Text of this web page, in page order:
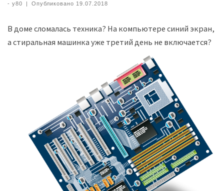
- y80 | Опубликовано 19.07.2018
В доме сломалась техника? На компьютере синий экран,
а стиральная машинка уже третий день не включается?